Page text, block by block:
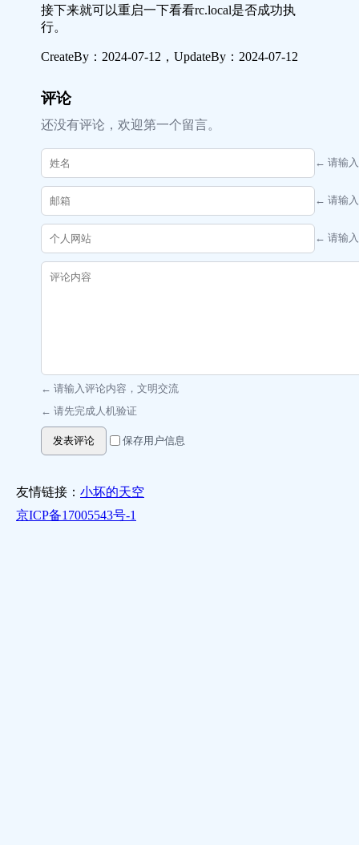
接下来就可以重启一下看看rc.local是否成功执
行。
CreateBy： 2024-07-12 ，UpdateBy： 2024-07-12
评论
还没有评论，欢迎第一个留言。
← 请输
← 请输
← 请输
← 请输入评论内容，文明交流
← 请先完成人机验证
发表评论 保存用户信息
友情链接： 小坏的天空
京ICP备17005543号-1